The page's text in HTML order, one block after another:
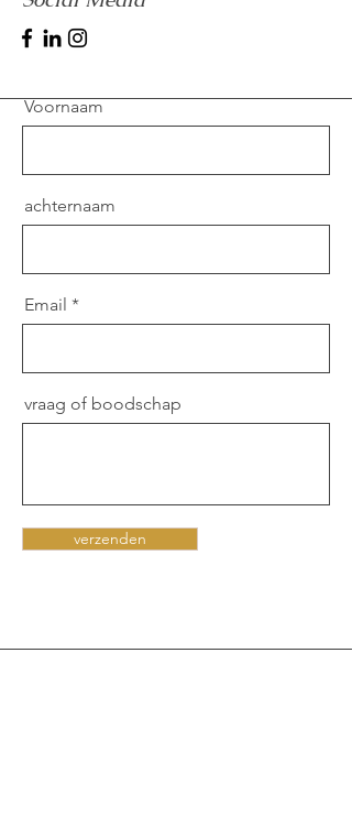
Voornaam
achternaam
Email
vraag of boodschap
verzenden